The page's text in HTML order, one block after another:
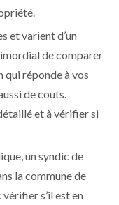
et varient d’un
de comparer
qui réponde à vos
de couts.
et à vérifier si
un syndic de
la commune de
s’il est en